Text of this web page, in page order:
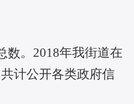
数。2018年我街道在
计公开各类政府信